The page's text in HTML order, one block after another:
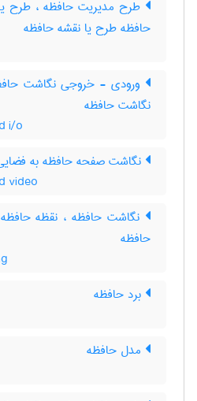
طرح مدیریت حافظه ، طرح
حافظه طرح یا نقشه حافظه
نگاشت حافظه
i/o
نگاشت صفحه حافظه به
video
نگاشت حافظه ، نقظه
حافظه
برد حافظه
مدل حافظه